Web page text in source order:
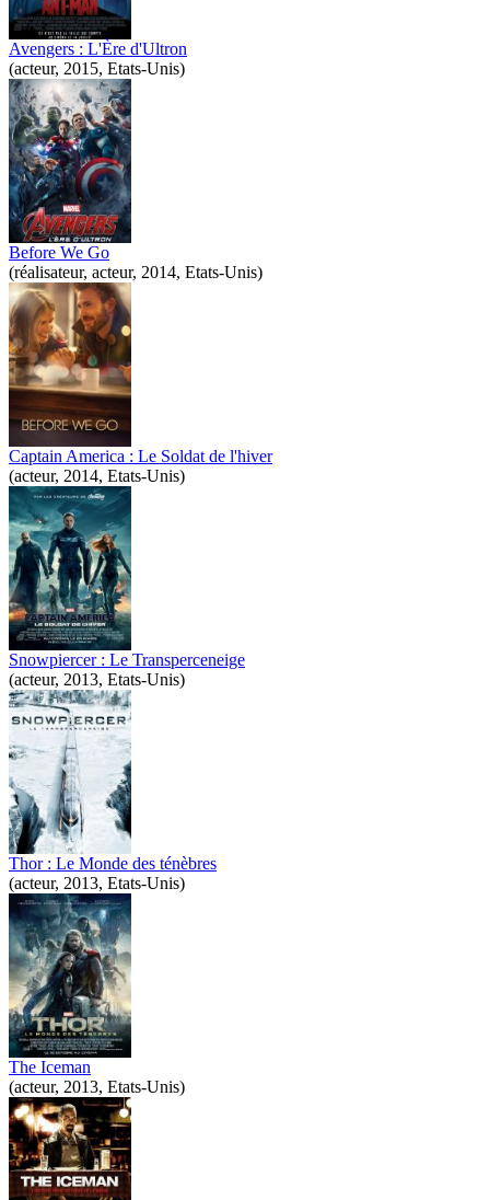
Avengers : L'Ère d'Ultron
(acteur, 2015, Etats-Unis)
Before We Go
(réalisateur, acteur, 2014, Etats-Unis)
Captain America : Le Soldat de l'hiver
(acteur, 2014, Etats-Unis)
Snowpiercer : Le Transperceneige
(acteur, 2013, Etats-Unis)
Thor : Le Monde des ténèbres
(acteur, 2013, Etats-Unis)
The Iceman
(acteur, 2013, Etats-Unis)